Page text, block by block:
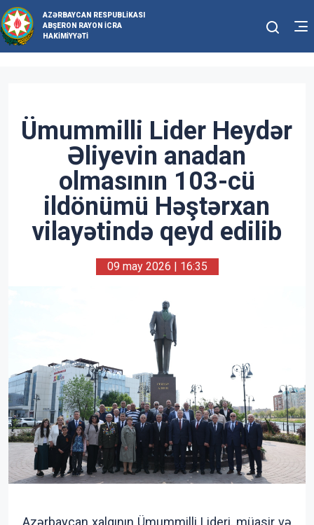
AZƏRBAYCAN RESPUBLIKASI
ABŞERON RAYON İCRA
HAKIMIYYƏTI
Ümummilli Lider Heydər
Əliyevin anadan
olmasının 103-cü
ildönümü Həştərxan
vilayətində qeyd edilib
09 may 2026 | 16:35